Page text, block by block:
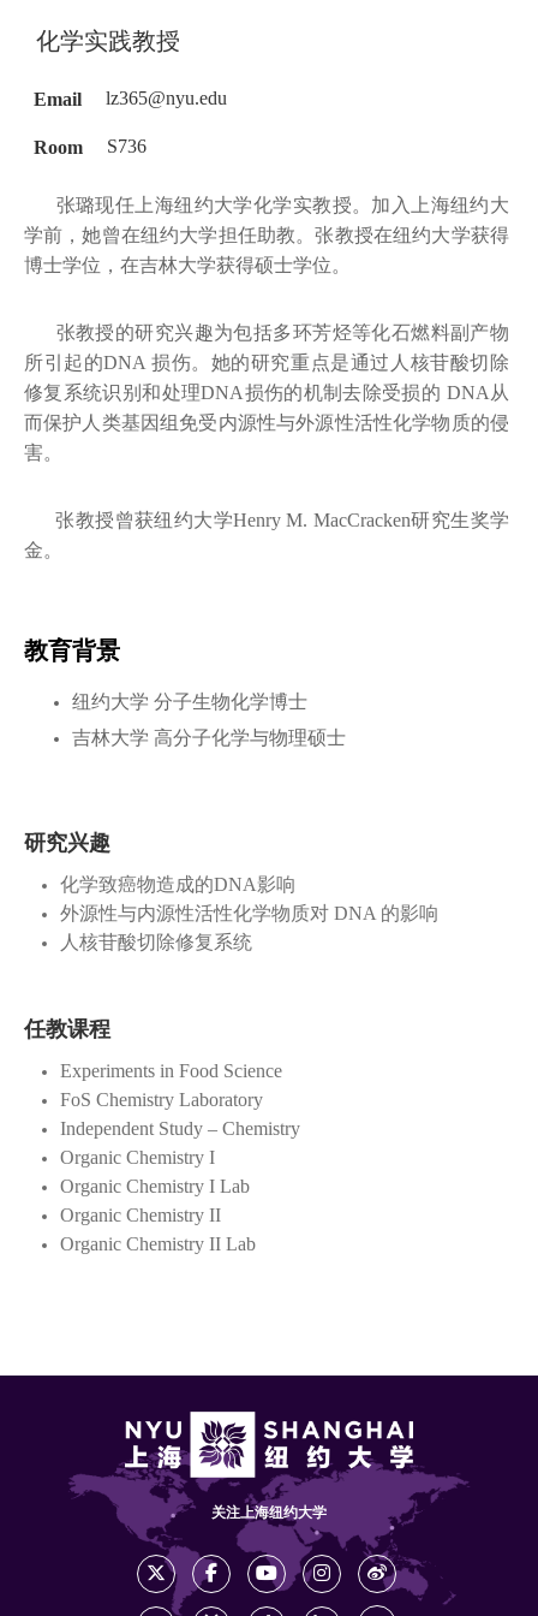
化学实践教授
Email lz365@nyu.edu
Room S736
张璐现任上海纽约大学化学实教授。加入上海纽约大
学前，她曾在纽约大学担任助教。张教授在纽约大学获得
博士学位，在吉林大学获得硕士学位。
张教授的研究兴趣为包括多环芳烃等化石燃料副产物
所引起的DNA 损伤。她的研究重点是通过人核苷酸切除
修复系统识别和处理DNA损伤的机制去除受损的 DNA从
而保护人类基因组免受内源性与外源性活性化学物质的侵
害。
张教授曾获纽约大学Henry M. MacCracken研究生奖学
金。
教育背景
纽约大学 分子生物化学博士
吉林大学 高分子化学与物理硕士
研究兴趣
化学致癌物造成的DNA影响
外源性与内源性活性化学物质对 DNA 的影响
人核苷酸切除修复系统
任教课程
Experiments in Food Science
FoS Chemistry Laboratory
Independent Study – Chemistry
Organic Chemistry I
Organic Chemistry I Lab
Organic Chemistry II
Organic Chemistry II Lab
关注上海纽约大学